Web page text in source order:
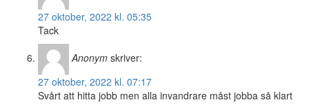
27 oktober, 2022 kl. 05:35
Tack
Anonym skriver:
27 oktober, 2022 kl. 07:17
Svårt att hitta jobb men alla invandrare måst jobba så klart